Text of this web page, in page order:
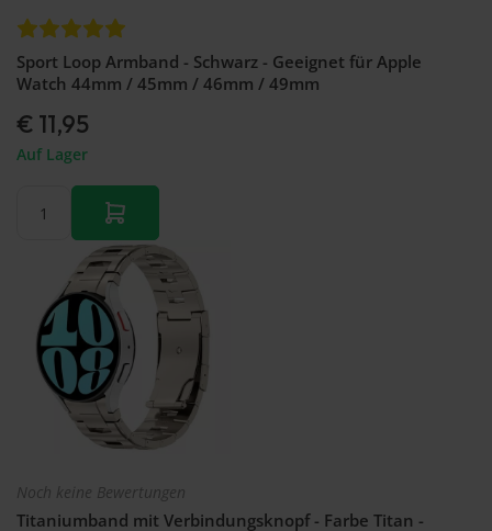
Sport Loop Armband - Schwarz - Geeignet für Apple
Watch 44mm / 45mm / 46mm / 49mm
€ 11,95
Auf Lager
Noch keine Bewertungen
Titaniumband mit Verbindungsknopf - Farbe Titan -